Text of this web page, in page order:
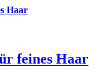
Haar
feines Haar